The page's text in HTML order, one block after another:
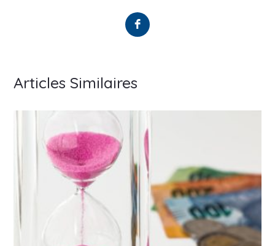
Articles Similaires